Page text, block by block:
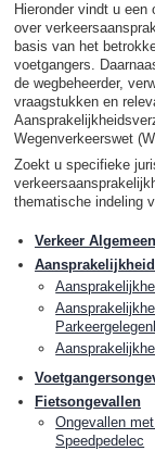
Hieronder vindt u
over
basis van het
voetgangers.
de wegbeheerder,
vraagstukken en
Wegenverkeerswet
Zoekt u specifieke
thematische indeling
Verkeer Algemeen
Fietsongevallen
Ongevallen
Speedpedelec